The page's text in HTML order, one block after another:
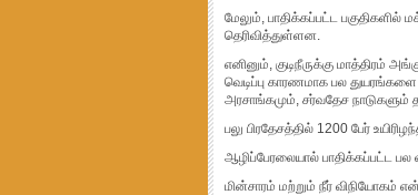
மேலும், பாதிக்கப்பட்ட
தெரிவித்துள்ளன.
எனினும், குடிநீருக்கு மாத்திரம்
வெடிப்பு காரணமாக பல
அரசாங்கமும், சர்வதேச
பலு பிரதேசத்தில் 1200 பேர்
ஆழிப்பேரலையால் பாதிக்கப்பட்ட
மின்சாரம் மற்றும் நீர் விநியோகம்